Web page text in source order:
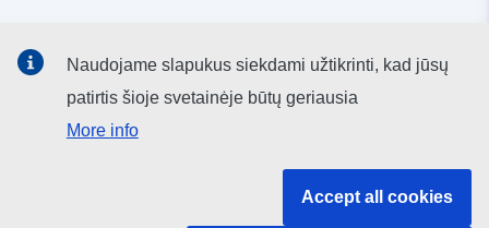
socialinių tinklų kanalai
Naudojame slapukus siekdami užtikrinti, kad jūsų
patirtis šioje svetainėje būtų geriausia
More info
Accept all cookies